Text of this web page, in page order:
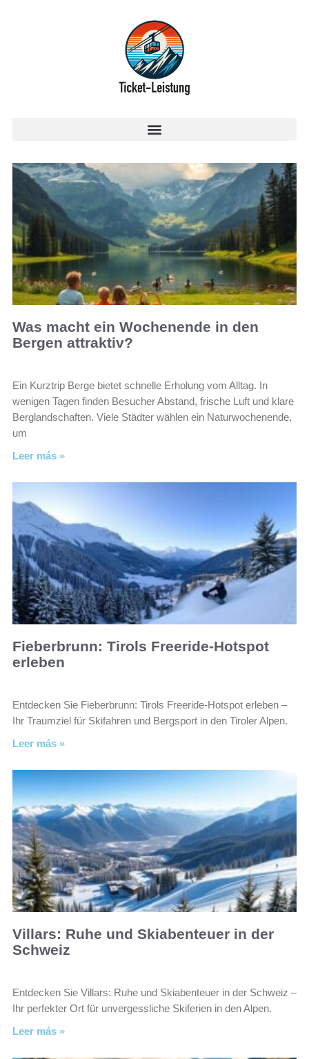
Was macht ein Wochenende in den
Bergen attraktiv?
Ein Kurztrip Berge bietet schnelle Erholung vom Alltag. In
wenigen Tagen finden Besucher Abstand, frische Luft und klare
Berglandschaften. Viele Städter wählen ein Naturwochenende,
um
Leer más »
Fieberbrunn: Tirols Freeride-Hotspot
erleben
Entdecken Sie Fieberbrunn: Tirols Freeride-Hotspot erleben –
Ihr Traumziel für Skifahren und Bergsport in den Tiroler Alpen.
Leer más »
Villars: Ruhe und Skiabenteuer in der
Schweiz
Entdecken Sie Villars: Ruhe und Skiabenteuer in der Schweiz –
Ihr perfekter Ort für unvergessliche Skiferien in den Alpen.
Leer más »